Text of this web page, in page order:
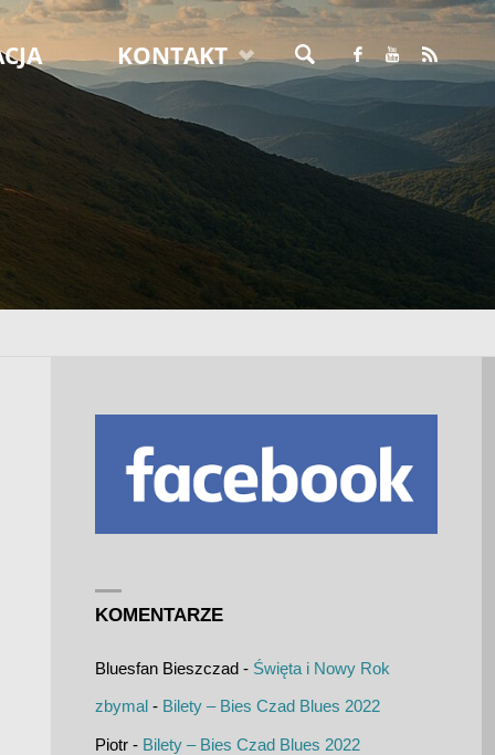
KONTAKT
SZUKAJ
KOMENTARZE
Bluesfan Bieszczad- Święta i Nowy Rok
zbymal- Bilety – Bies Czad Blues 2022
Piotr- Bilety – Bies Czad Blues 2022